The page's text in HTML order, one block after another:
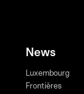
News
Luxembourg
Frontières